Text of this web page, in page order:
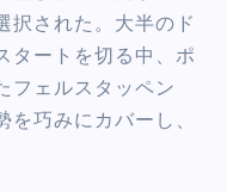
択された。大半のド
タートを切る中、ポ
フェルスタッペン
を巧みにカバーし、